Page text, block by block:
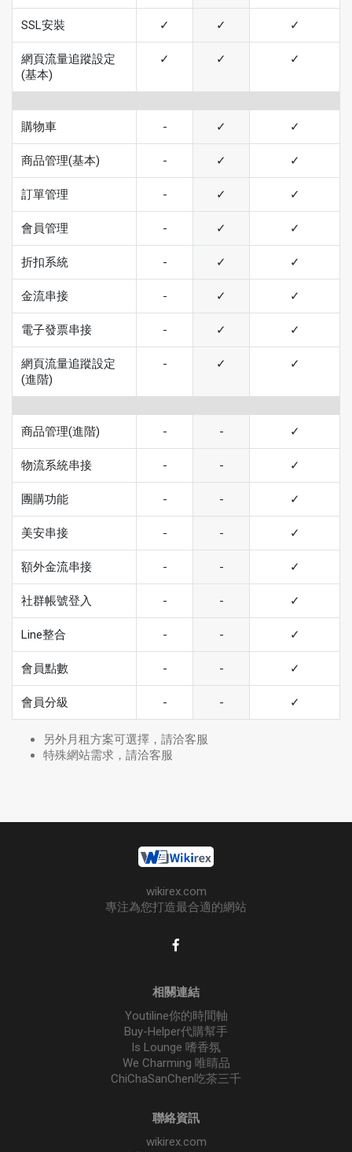
SSL安裝 ✓ ✓ ✓
網頁流量追蹤設定
(基本)
✓ ✓ ✓
購物車 - ✓ ✓
商品管理(基本) - ✓ ✓
訂單管理 - ✓ ✓
會員管理 - ✓ ✓
折扣系統 - ✓ ✓
金流串接 - ✓ ✓
電子發票串接 - ✓ ✓
網頁流量追蹤設定
(進階)
- ✓ ✓
商品管理(進階) - - ✓
物流系統串接 - - ✓
團購功能 - - ✓
美安串接 - - ✓
額外金流串接 - - ✓
社群帳號登入 - - ✓
Line整合 - - ✓
會員點數 - - ✓
會員分級 - - ✓
另外月租方案可選擇，請洽客服
特殊網站需求，請洽客服
wikirex.com
專注為您打造最合適的網站
相關連結
Youtiline你的時間軸
Buy-Helper代購幫手
Is Lounge 嗜香氛
We Charming 唯睛品
ChiChaSanChen吃茶三千
聯絡資訊
wikirex.com